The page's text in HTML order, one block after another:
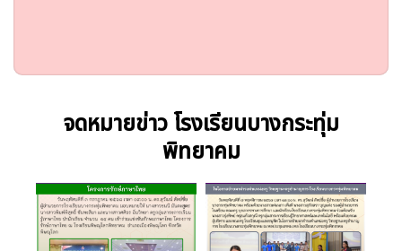
จดหมายข่าว โรงเรียนบางกระทุ่ม
พิทยาคม